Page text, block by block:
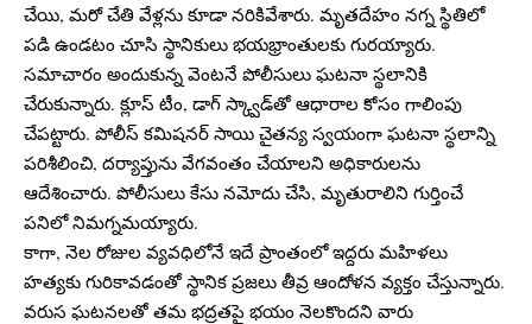
చేయి, మరో చేతి వేళ్లను కూడా నరికివేశారు. మృతదేహం నగ్న స్థితిలో
పడి ఉండటం చూసి స్థానికులు భయభ్రాంతులకు గురయ్యారు.
సమాచారం అందుకున్న వెంటనే పోలీసులు ఘటనా స్థలానికి
చేరుకున్నారు. క్లూస్ టీం, డాగ్ స్క్వాడ్‌తో ఆధారాల కోసం గాలింపు
చేపట్టారు. పోలీస్ కమిషనర్ సాయి చైతన్య స్వయంగా ఘటనా స్థలాన్ని
పరిశీలించి, దర్యాప్తును వేగవంతం చేయాలని అధికారులను
ఆదేశించారు. పోలీసులు కేసు నమోదు చేసి, మృతురాలిని గుర్తించే
పనిలో నిమగ్నమయ్యారు.
కాగా, నెల రోజుల వ్యవధిలోనే ఇదే ప్రాంతంలో ఇద్దరు మహిళలు
హత్యకు గురికావడంతో స్థానిక ప్రజలు తీవ్ర ఆందోళన వ్యక్తం చేస్తున్నారు.
వరుస ఘటనలతో తమ భద్రతపై భయం నెలకొందని వారు